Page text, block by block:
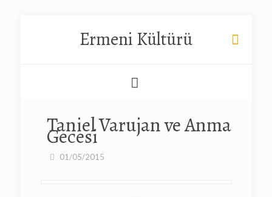
Ermeni Kültürü
Taniel Varujan ve Anma
Gecesi
01/05/2015